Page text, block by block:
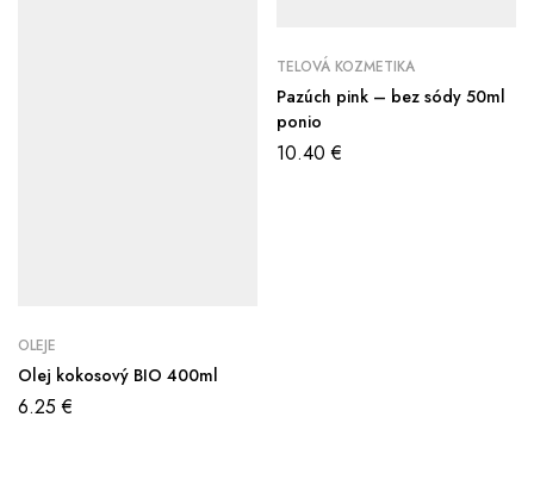
OLEJE
Olej kokosový BIO 400ml
6.25€
TELOVÁ KOZMETIKA
Pazúch pink – bez sódy 50ml
ponio
10.40€